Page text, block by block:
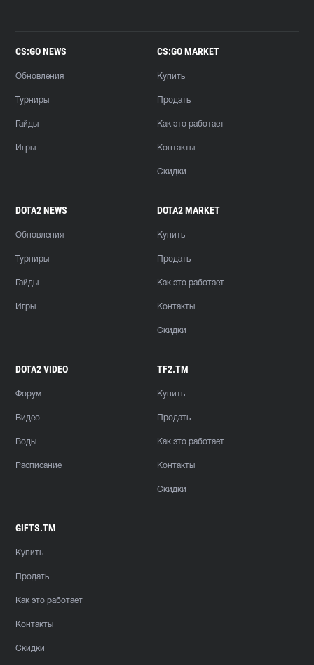
CS:GO NEWS
Обновления
Турниры
Гайды
Игры
CS:GO MARKET
Купить
Продать
Как это работает
Контакты
Скидки
DOTA2 NEWS
Обновления
Турниры
Гайды
Игры
DOTA2 MARKET
Купить
Продать
Как это работает
Контакты
Скидки
DOTA2 VIDEO
Форум
Видео
Воды
Расписание
TF2.TM
Купить
Продать
Как это работает
Контакты
Скидки
GIFTS.TM
Купить
Продать
Как это работает
Контакты
Скидки